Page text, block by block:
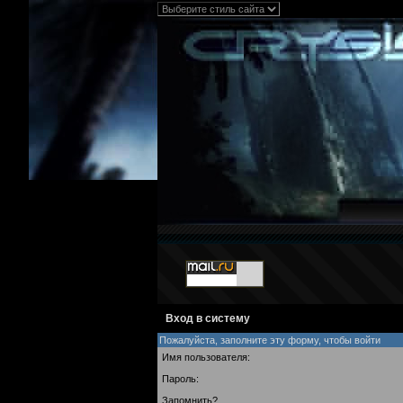
Вход в систему
Пожалуйста, заполните эту форму, чтобы войти
Имя пользователя:
Пароль:
Запомнить?